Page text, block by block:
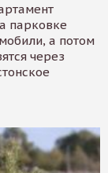
парковке
а потом
через